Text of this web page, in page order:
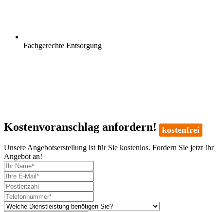
Fachgerechte Entsorgung
Kostenvoranschlag anfordern! kostenfrei
Unsere Angebotserstellung ist für Sie kostenlos. Fordern Sie jetzt Ihr
Angebot an!